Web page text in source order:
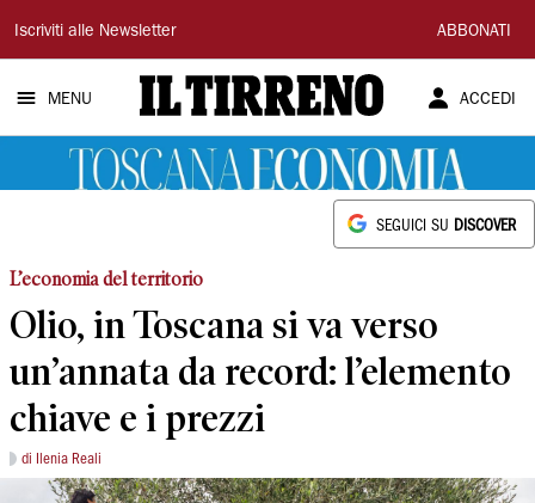
Il
Tirreno
Iscriviti alle Newsletter ABBONATI
MENU ACCEDI
SEGUICI SU DISCOVER
L’economia del territorio
Olio, in Toscana si va verso
un’annata da record: l’elemento
chiave e i prezzi
di Ilenia Reali